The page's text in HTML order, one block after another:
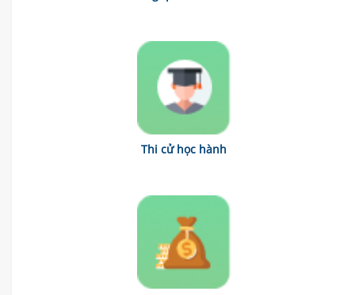
Thi cử học hành